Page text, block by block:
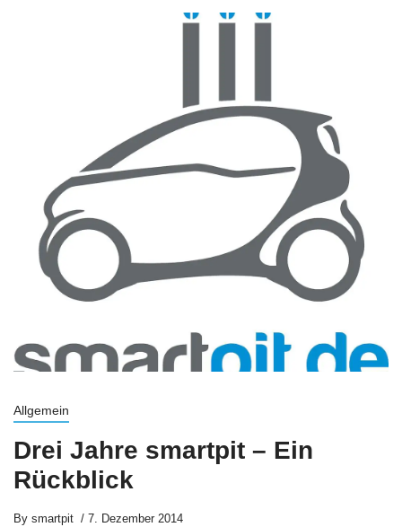
Allgemein
Drei Jahre smartpit – Ein
Rückblick
By smartpit 7. Dezember 2014